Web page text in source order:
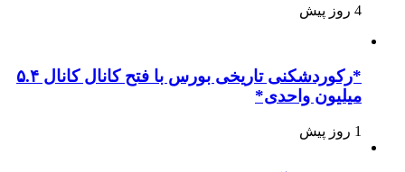
4 روز پیش
*رکوردشکنی تاریخی بورس با فتح کانال کانال ۵.۴
میلیون واحدی*
1 روز پیش